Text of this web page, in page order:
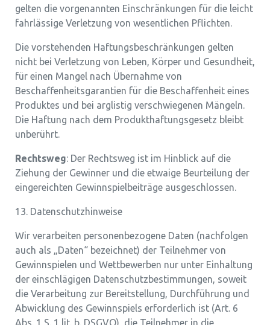
gelten die vorgenannten Einschränkungen für die leicht
fahrlässige Verletzung von wesentlichen Pflichten.
Die vorstehenden Haftungsbeschränkungen gelten
nicht bei Verletzung von Leben, Körper und Gesundheit,
für einen Mangel nach Übernahme von
Beschaffenheitsgarantien für die Beschaffenheit eines
Produktes und bei arglistig verschwiegenen Mängeln.
Die Haftung nach dem Produkthaftungsgesetz bleibt
unberührt.
Rechtsweg: Der Rechtsweg ist im Hinblick auf die
Ziehung der Gewinner und die etwaige Beurteilung der
eingereichten Gewinnspielbeiträge ausgeschlossen.
13. Datenschutzhinweise
Wir verarbeiten personenbezogene Daten (nachfolgen
auch als „Daten“ bezeichnet) der Teilnehmer von
Gewinnspielen und Wettbewerben nur unter Einhaltung
der einschlägigen Datenschutzbestimmungen, soweit
die Verarbeitung zur Bereitstellung, Durchführung und
Abwicklung des Gewinnspiels erforderlich ist (Art. 6
Abs. 1 S. 1 lit. b. DSGVO), die Teilnehmer in die